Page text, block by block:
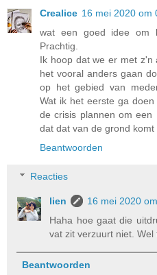
Crealice 16 mei 2020 om
wat een goed idee om
Prachtig.
Ik hoop dat we er met z'n
het vooral anders gaan
op het gebied van
Wat ik het eerste ga
de crisis plannen om een
dat dat van de grond
Beantwoorden
Reacties
lien
16 mei 2020
Haha hoe gaat die
vat zit verzuurt niet. Wel
Beantwoorden